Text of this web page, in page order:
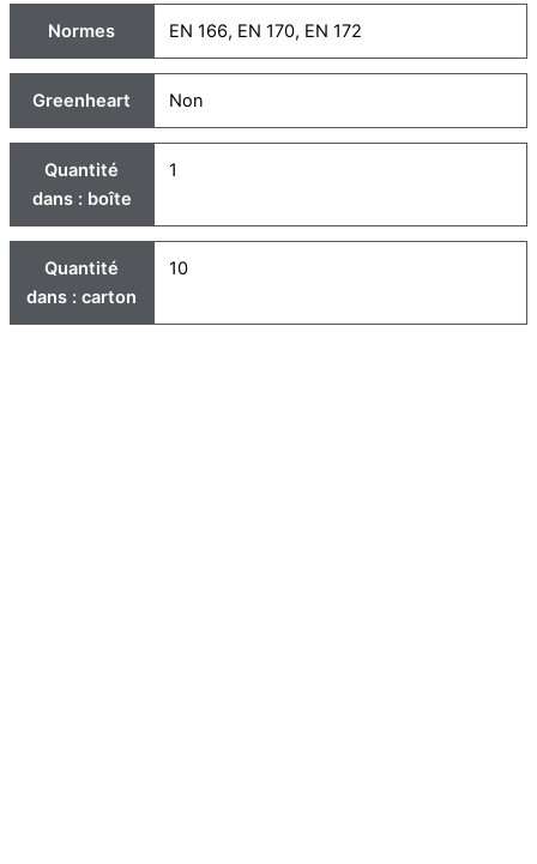
Normes EN 166, EN 170, EN 172
Greenheart Non
Quantité
dans : boîte
1
Quantité
dans : carton
10